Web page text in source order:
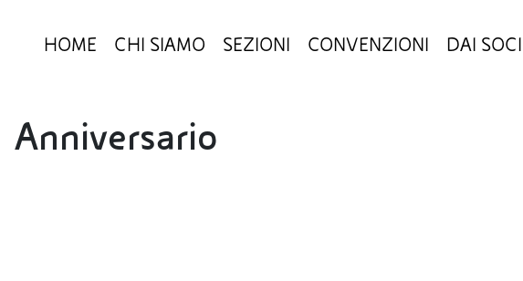
HOME CHI SIAMO SEZIONI CONVENZIONI DAI SOCI
Anniversario